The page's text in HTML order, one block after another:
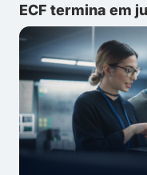
ECF termina em